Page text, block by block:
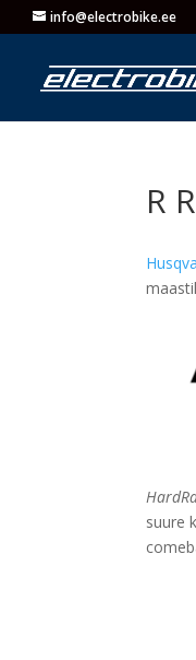
info@electrobike.ee
R
suure